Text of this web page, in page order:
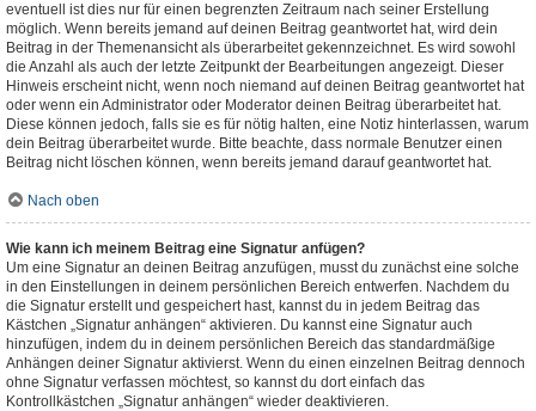
eventuell ist dies nur für einen begrenzten Zeitraum nach seiner Erstellung
möglich. Wenn bereits jemand auf deinen Beitrag geantwortet hat, wird dein
Beitrag in der Themenansicht als überarbeitet gekennzeichnet. Es wird sowohl
die Anzahl als auch der letzte Zeitpunkt der Bearbeitungen angezeigt. Dieser
Hinweis erscheint nicht, wenn noch niemand auf deinen Beitrag geantwortet hat
oder wenn ein Administrator oder Moderator deinen Beitrag überarbeitet hat.
Diese können jedoch, falls sie es für nötig halten, eine Notiz hinterlassen, warum
dein Beitrag überarbeitet wurde. Bitte beachte, dass normale Benutzer einen
Beitrag nicht löschen können, wenn bereits jemand darauf geantwortet hat.
Nach oben
Wie kann ich meinem Beitrag eine Signatur anfügen?
Um eine Signatur an deinen Beitrag anzufügen, musst du zunächst eine solche
in den Einstellungen in deinem persönlichen Bereich entwerfen. Nachdem du
die Signatur erstellt und gespeichert hast, kannst du in jedem Beitrag das
Kästchen „Signatur anhängen“ aktivieren. Du kannst eine Signatur auch
hinzufügen, indem du in deinem persönlichen Bereich das standardmäßige
Anhängen deiner Signatur aktivierst. Wenn du einen einzelnen Beitrag dennoch
ohne Signatur verfassen möchtest, so kannst du dort einfach das
Kontrollkästchen „Signatur anhängen“ wieder deaktivieren.